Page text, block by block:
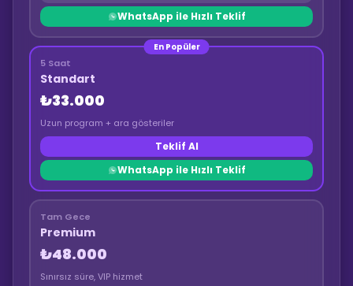
WhatsApp ile Hızlı Teklif
En Popüler
5 Saat
Standart
₺33.000
Uzun program + ara gösteriler
Teklif Al
WhatsApp ile Hızlı Teklif
Tam Gece
Premium
₺48.000
Sınırsız süre, VIP hizmet